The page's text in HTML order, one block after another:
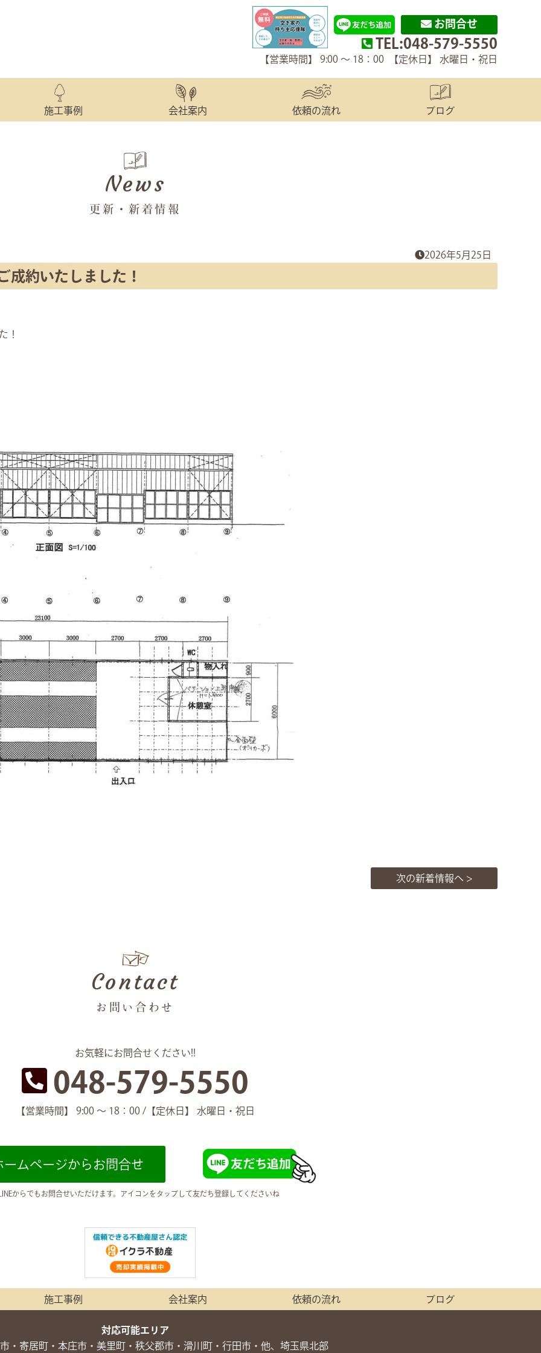
お問合せ
TEL:048-579-5550
【営業時間】 9:00 〜 18：00 【定休日】 水曜日・祝日
施工事例 会社案内 依頼の流れ ブログ
News
更新・新着情報
2026年5月25日
約いたしました！
！
次の新着情報へ >
Contact
お問い合わせ
お気軽にお問合せください!!
048-579-5550
【営業時間】 9:00 〜 18：00 / 【定休日】 水曜日・祝日
ームページからお問合せ
からでもお問合せいただけます。アイコンをタップして友だち登録してくださいね
施工事例 会社案内 依頼の流れ ブログ
対応可能エリア
・寄居町・本庄市・美里町・秩父郡市・滑川町・行田市・他、埼玉県北部